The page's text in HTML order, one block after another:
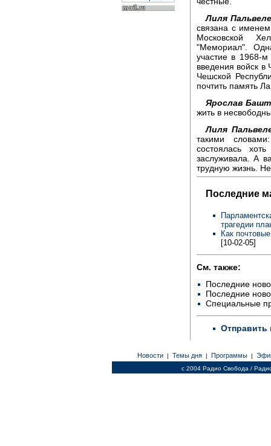
Лиля
связана с
Московской
"Мемориал".
участие в 1968-
введения войск
Чешской
почтить память
Ярослав
жить в
Лиля
такими
состоялась
заслуживала. А
трудную жизнь.
Последние
трагедии
Как
[10-02-05]
См. также:
Последние
Последние
Специальные
Отправить
Новости | Темы дня | Программы |
c 2004 Радио Свобода /